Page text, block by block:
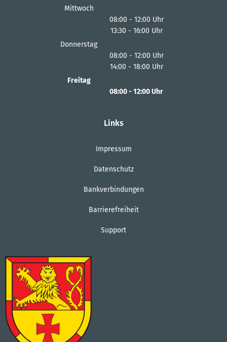
Mittwoch
08:00 - 12:00 Uhr
Von 08:00 bis 12:00 Uhr
13:30 - 16:00 Uhr
Donnerstag
08:00 - 12:00 Uhr
Von 08:00 bis 12:00 Uhr
14:00 - 18:00 Uhr
Freitag
08:00- 12:00Uhr
Links
Impressum
Datenschutz
Bankverbindungen
Barrierefreiheit
Support